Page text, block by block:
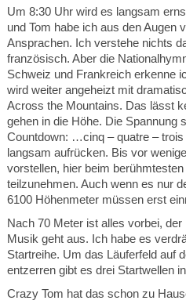
Um 8:30 Uhr wird es langsam
und Tom habe ich aus den Augen
Ansprachen. Ich verstehe nichts
französisch. Aber die
Schweiz und Frankreich erkenne
wird weiter angeheizt mit
Across the Mountains. Das lässt
gehen in die Höhe. Die Spannung
Countdown: …cinq – quatre – trois
langsam aufrücken. Bis vor
vorstellen, hier beim
teilzunehmen. Auch wenn es nur
6100 Höhenmeter müssen erst
Nach 70 Meter ist alles vorbei,
Musik geht aus. Ich habe es
Startreihe. Um das Läuferfeld auf
entzerren gibt es drei Startwellen
Crazy Tom hat das schon zu